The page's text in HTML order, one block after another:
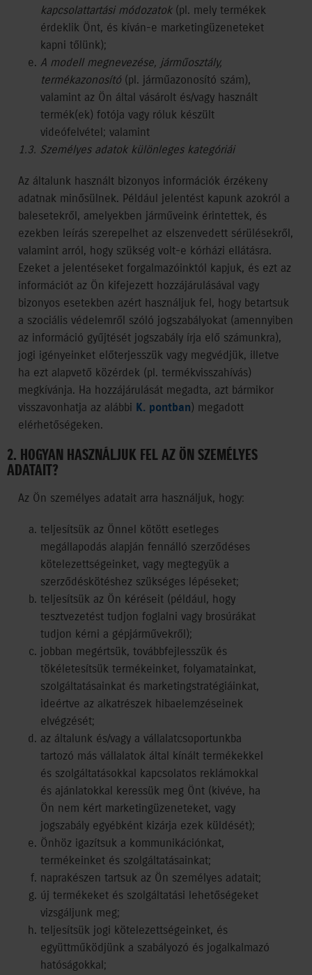
kapcsolattartási módozatok(pl. mely termékek
érdeklik Önt, és kíván-e marketingüzeneteket
kapni tőlünk);
A modell megnevezése, járműosztály,
termékazonosító (pl. járműazonosító szám),
valamint az Ön által vásárolt és/vagy használt
termék(ek) fotója vagy róluk készült
videófelvétel; valamint
1.3. Személyes adatok különleges kategóriái
Az általunk használt bizonyos információk érzékeny
adatnak minősülnek. Például jelentést kapunk azokról a
balesetekről, amelyekben járműveink érintettek, és
ezekben leírás szerepelhet az elszenvedett sérülésekről,
valamint arról, hogy szükség volt-e kórházi ellátásra.
Ezeket a jelentéseket forgalmazóinktól kapjuk, és ezt az
információt az Ön kifejezett hozzájárulásával vagy
bizonyos esetekben azért használjuk fel, hogy betartsuk
a szociális védelemről szóló jogszabályokat (amennyiben
az információ gyűjtését jogszabály írja elő számunkra),
jogi igényeinket előterjesszük vagy megvédjük, illetve
ha ezt alapvető közérdek (pl. termékvisszahívás)
megkívánja. Ha hozzájárulását megadta, azt bármikor
visszavonhatja az alábbi K. pontban) megadott
elérhetőségeken.
2. HOGYAN HASZNÁLJUK FEL AZ ÖN SZEMÉLYES
ADATAIT?
Az Ön személyes adatait arra használjuk, hogy:
teljesítsük az Önnel kötött esetleges
megállapodás alapján fennálló szerződéses
kötelezettségeinket, vagy megtegyük a
szerződéskötéshez szükséges lépéseket;
teljesítsük az Ön kéréseit (például, hogy
tesztvezetést tudjon foglalni vagy brosúrákat
tudjon kérni a gépjárművekről);
jobban megértsük, továbbfejlesszük és
tökéletesítsük termékeinket, folyamatainkat,
szolgáltatásainkat és marketingstratégiáinkat,
ideértve az alkatrészek hibaelemzéseinek
elvégzését;
az általunk és/vagy a vállalatcsoportunkba
tartozó más vállalatok által kínált termékekkel
és szolgáltatásokkal kapcsolatos reklámokkal
és ajánlatokkal keressük meg Önt (kivéve, ha
Ön nem kért marketingüzeneteket, vagy
jogszabály egyébként kizárja ezek küldését);
Önhöz igazítsuk a kommunikációnkat,
termékeinket és szolgáltatásainkat;
naprakészen tartsuk az Ön személyes adatait;
új termékeket és szolgáltatási lehetőségeket
vizsgáljunk meg;
teljesítsük jogi kötelezettségeinket, és
együttműködjünk a szabályozó és jogalkalmazó
hatóságokkal;